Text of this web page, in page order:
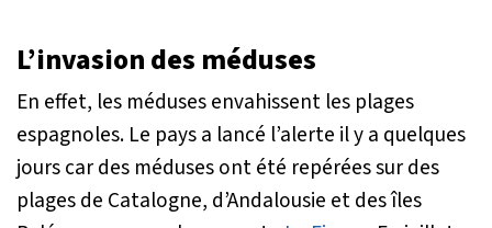
L’invasion des méduses
En effet, les méduses envahissent les plages
espagnoles. Le pays a lancé l’alerte il y a quelques
jours car des méduses ont été repérées sur des
plages de Catalogne, d’Andalousie et des îles